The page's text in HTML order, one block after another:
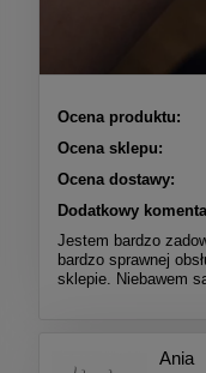
Ocena produktu:
Ocena sklepu:
Ocena dostawy:
Dodatkowy
Jestem bardzo
bardzo sprawnej
sklepie. Niebawem
Ania